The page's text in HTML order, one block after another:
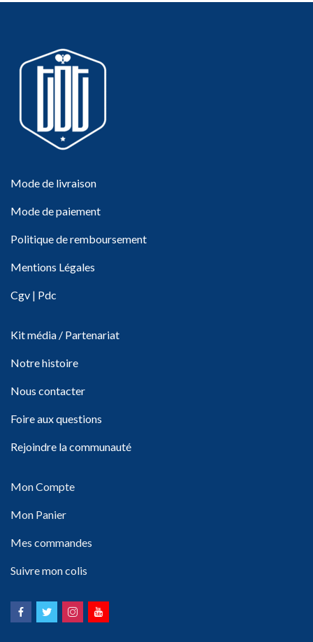
Mode de livraison
Mode de paiement
Politique de remboursement
Mentions Légales
Cgv | Pdc
Kit média / Partenariat
Notre histoire
Nous contacter
Foire aux questions
Rejoindre la communauté
Mon Compte
Mon Panier
Mes commandes
Suivre mon colis